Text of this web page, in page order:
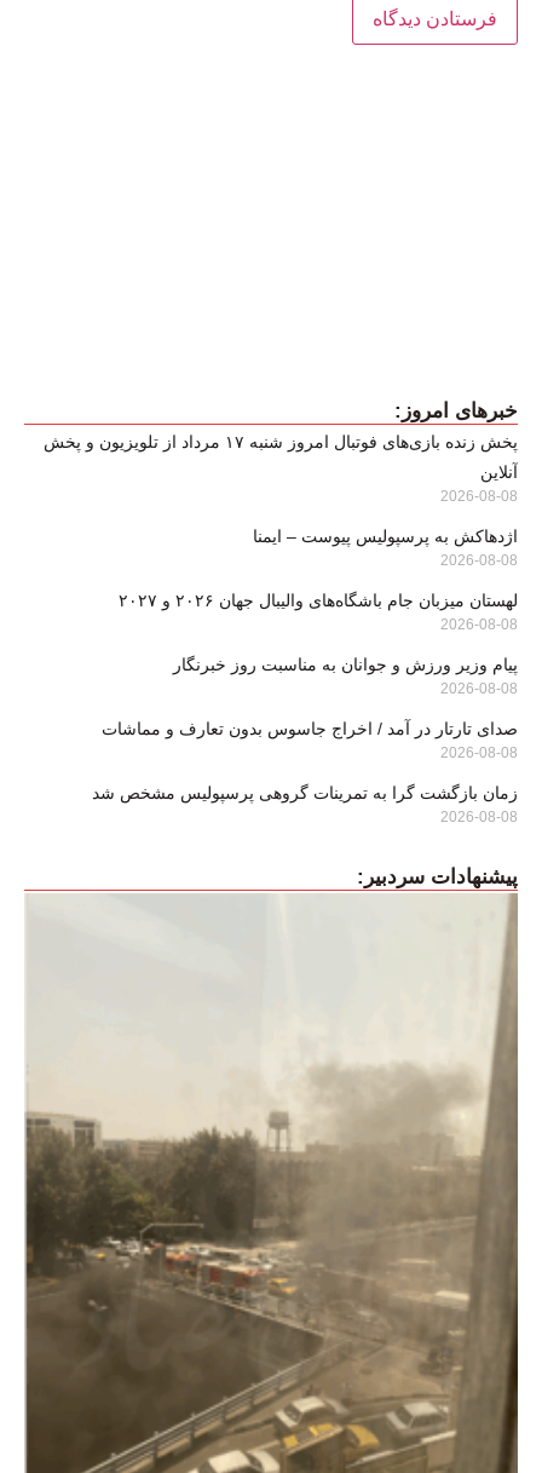
خبرهای امروز:
پخش زنده بازی‌های فوتبال امروز شنبه ۱۷ مرداد از تلویزیون و پخش
آنلاین
2026-08-08
اژدهاکش به پرسپولیس پیوست – ایمنا
2026-08-08
لهستان میزبان جام باشگاه‌های والیبال جهان ۲۰۲۶ و ۲۰۲۷
2026-08-08
پیام وزیر ورزش و جوانان به مناسبت روز خبرنگار
2026-08-08
صدای تارتار در آمد / اخراج جاسوس بدون تعارف و مماشات
2026-08-08
زمان بازگشت گرا به تمرینات گروهی پرسپولیس مشخص شد
2026-08-08
پیشنهادات سردبیر: